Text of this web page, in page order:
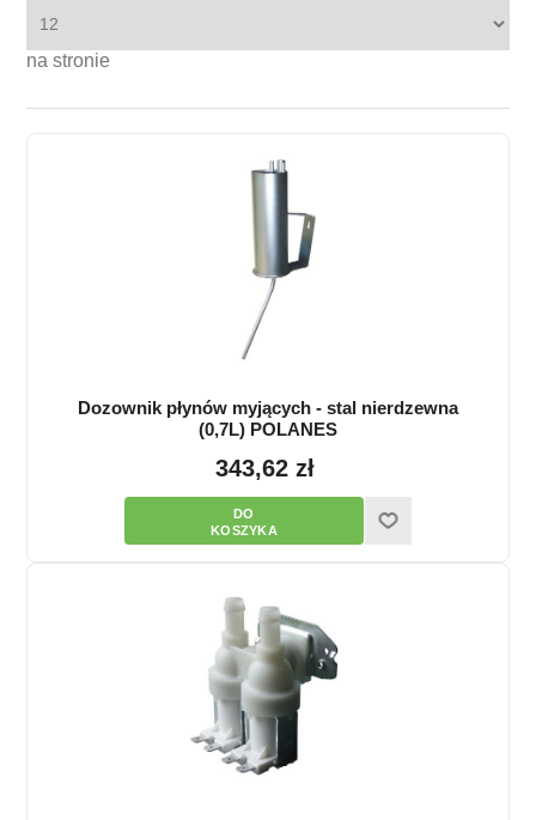
na stronie
Dozownik płynów myjących - stal nierdzewna
(0,7L) POLANES
343,62 zł